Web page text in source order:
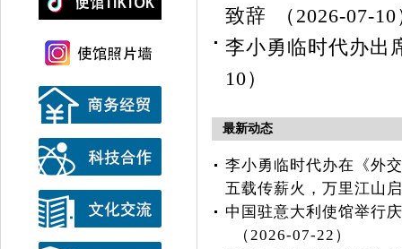
致辞
（2026-07-
李小勇临时代办出
10）
最新动态
李小勇临时代办在《外
五载传薪火，万里江山
中国驻意大利使馆举行
（2026-07-22）